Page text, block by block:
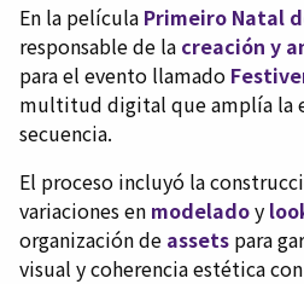
En la película Primeiro Natal
responsable de la creación y
para el evento llamado
multitud digital que amplía la
secuencia.
El proceso incluyó la
variaciones en modeladoy
organización de assets para
visual y coherencia estética